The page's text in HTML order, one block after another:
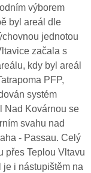
výborem
byl areál dle
jednotou
začala s
kdy byl areál
PFP,
systém
Nad Kovárnou se
svahu nad
- Passau. Celý
přes Teplou Vltavu
i nástupištěm na